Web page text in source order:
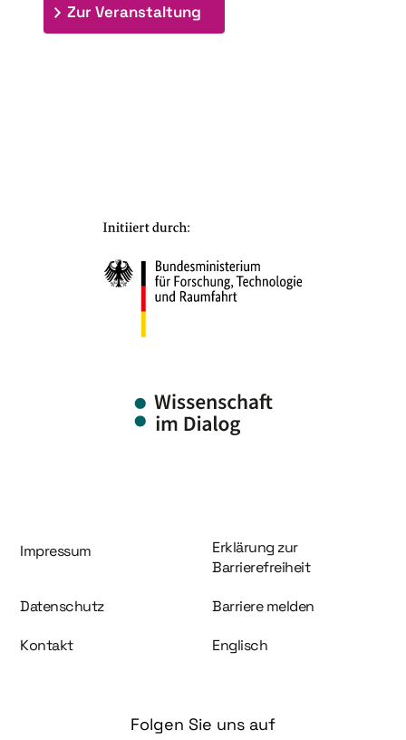
Zur Veranstaltung
Information und Service
Impressum
Erklärung zur
Barrierefreiheit
Datenschutz Barriere melden
Kontakt Englisch
Folgen Sie uns auf